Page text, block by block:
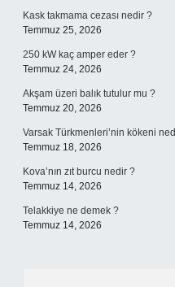
Kask takmama cezası nedir ?
Temmuz 25, 2026
250 kW kaç amper eder ?
Temmuz 24, 2026
Akşam üzeri balık tutulur mu ?
Temmuz 20, 2026
Varsak Türkmenleri’nin kökeni
Temmuz 18, 2026
Kova’nın zıt burcu nedir ?
Temmuz 14, 2026
Telakkiye ne demek ?
Temmuz 14, 2026